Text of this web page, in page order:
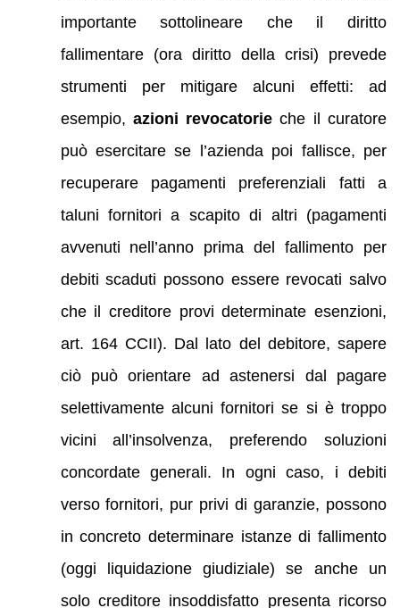
importante sottolineare che il diritto
fallimentare (ora diritto della crisi) prevede
strumenti per mitigare alcuni effetti: ad
esempio, azioni revocatorie che il curatore
può esercitare se l’azienda poi fallisce, per
recuperare pagamenti preferenziali fatti a
taluni fornitori a scapito di altri (pagamenti
avvenuti nell’anno prima del fallimento per
debiti scaduti possono essere revocati salvo
che il creditore provi determinate esenzioni,
art. 164 CCII). Dal lato del debitore, sapere
ciò può orientare ad astenersi dal pagare
selettivamente alcuni fornitori se si è troppo
vicini all’insolvenza, preferendo soluzioni
concordate generali. In ogni caso, i debiti
verso fornitori, pur privi di garanzie, possono
in concreto determinare istanze di fallimento
(oggi liquidazione giudiziale) se anche un
solo creditore insoddisfatto presenta ricorso